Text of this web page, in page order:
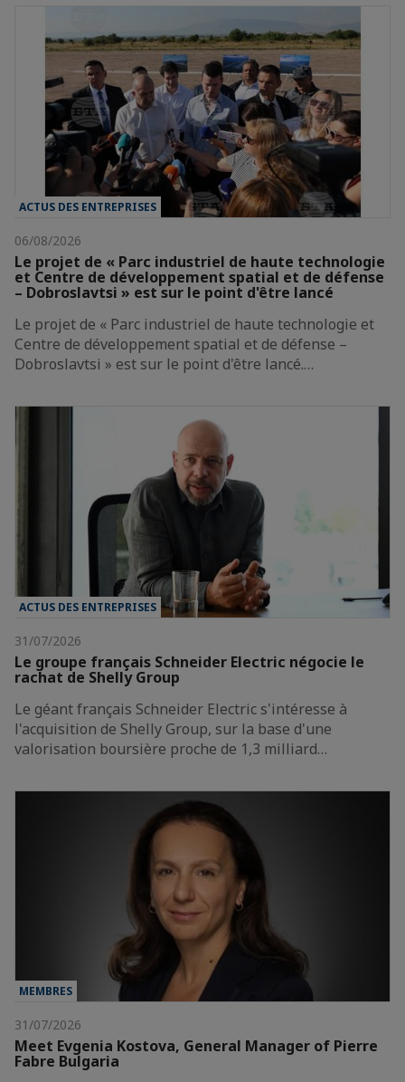
ACTUS DES ENTREPRISES
06/08/2026
Le projet de « Parc industriel de haute technologie
et Centre de développement spatial et de défense
– Dobroslavtsi » est sur le point d'être lancé
Le projet de « Parc industriel de haute technologie et
Centre de développement spatial et de défense –
Dobroslavtsi » est sur le point d'être lancé.…
ACTUS DES ENTREPRISES
31/07/2026
Le groupe français Schneider Electric négocie le
rachat de Shelly Group
Le géant français Schneider Electric s'intéresse à
l'acquisition de Shelly Group, sur la base d'une
valorisation boursière proche de 1,3 milliard…
MEMBRES
31/07/2026
Meet Evgenia Kostova, General Manager of Pierre
Fabre Bulgaria